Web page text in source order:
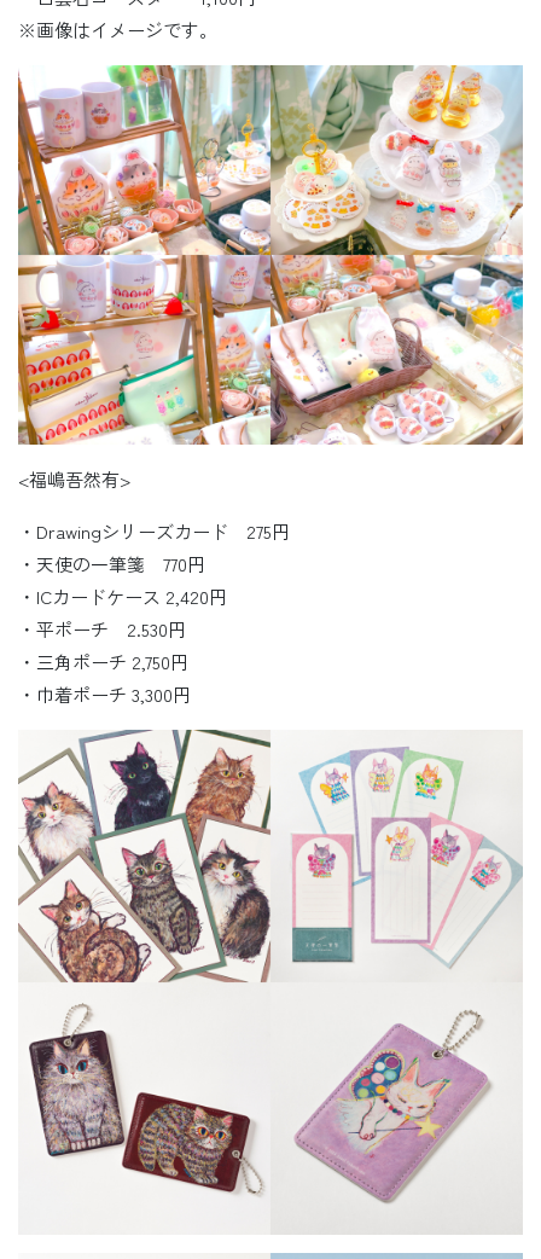
※画像はイメージです。
<福嶋吾然有>
・Drawingシリーズカード 275円
・天使の一筆箋 770円
・ICカードケース 2,420円
・平ポーチ 2.530円
・三角ポーチ 2,750円
・巾着ポーチ 3,300円